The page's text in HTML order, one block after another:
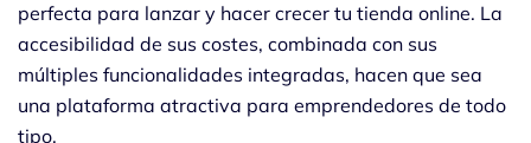
perfecta para lanzar y hacer crecer tu tienda online. La
accesibilidad de sus costes, combinada con sus
múltiples funcionalidades integradas, hacen que sea
una plataforma atractiva para emprendedores de todo
tipo.